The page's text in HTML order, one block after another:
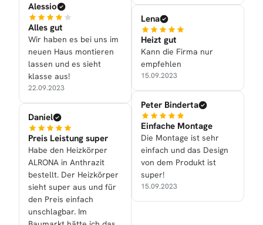
Alessio
Alles gut
Wir haben es bei uns im
neuen Haus montieren
lassen und es sieht
klasse aus!
22.09.2023
Daniel
Preis Leistung super
Habe den Heizkörper
ALRONA in Anthrazit
bestellt. Der Heizkörper
sieht super aus und für
den Preis einfach
unschlagbar. Im
Lena
Heizt gut
Kann die Firma nur
empfehlen
15.09.2023
Peter Binderta
Einfache Montage
Die Montage ist sehr
einfach und das Design
von dem Produkt ist
super!
15.09.2023